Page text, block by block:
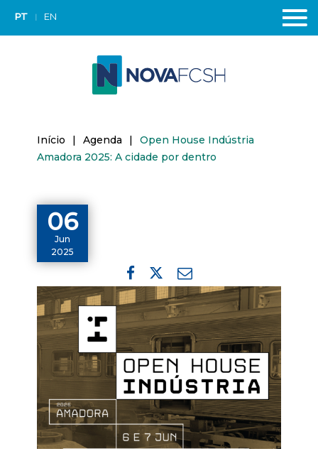
PT EN
Início | Agenda |
Open House Indústria
Amadora 2025: A cidade por dentro
06
Jun
2025